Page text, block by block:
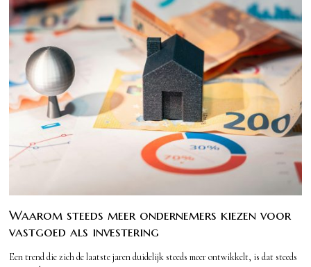
Waarom steeds meer ondernemers kiezen voor
vastgoed als investering
Een trend die zich de laatste jaren duidelijk steeds meer ontwikkelt, is dat steeds